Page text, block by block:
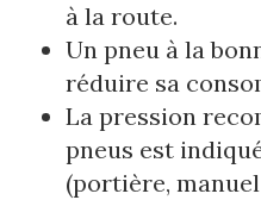
à la route.
Un pneu à la
réduire sa
La pression
pneus est
(portière,